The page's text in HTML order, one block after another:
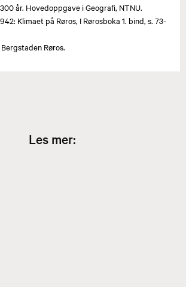
år. Hovedoppgave i Geografi, NTNU.
Klimaet på Røros, I Rørosboka 1. bind, s. 73-
Røros.
Les mer: